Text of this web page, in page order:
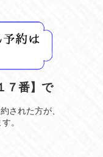
７番】で
された方が、
。